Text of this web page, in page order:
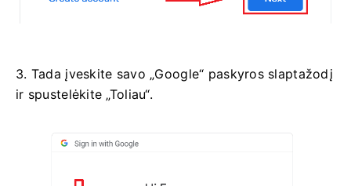
3. Tada įveskite savo „Google“ paskyros slaptažodį
ir spustelėkite „Toliau“.